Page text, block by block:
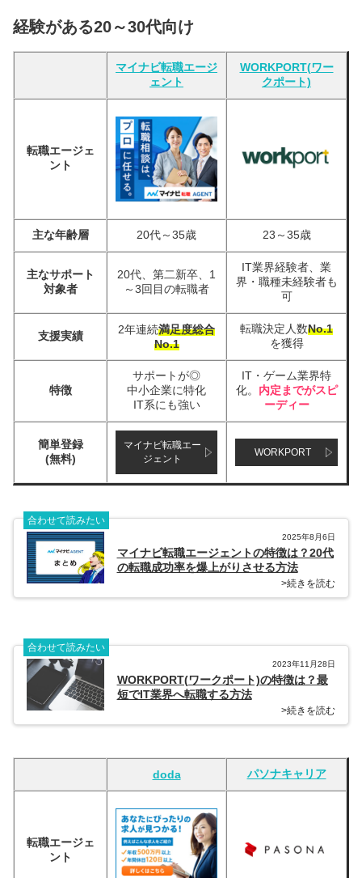
経験がある20～30代向け
マイナビ転職エージ
ェント
WORKPORT(ワー
クポート)
転職エージェ
ント
主な年齢層 20代～35歳 23～35歳
主なサポート
対象者
20代、第二新卒、1
～3回目の転職者
IT業界経験者、業
界・職種未経験者も
可
支援実績 2年連続満足度総合
No.1
転職決定人数No.1
を獲得
特徴
サポートが◎
中小企業に特化
IT系にも強い
IT・ゲーム業界特
化。 内定までがスピ
ーディー
簡単登録
(無料)
マイナビ転職エー
ジェント
WORKPORT
合わせて読みたい
2025年8月6日
マイナビ転職エージェントの特徴は？20代
の転職成功率を爆上がりさせる方法
>続きを読む
合わせて読みたい
2023年11月28日
WORKPORT(ワークポート)の特徴は？最
短でIT業界へ転職する方法
>続きを読む
doda パソナキャリア
転職エージェ
ント